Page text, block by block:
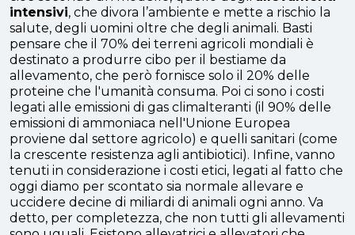
intensivi, che divora l’ambiente e mette a rischio la
salute, degli uomini oltre che degli animali. Basti
pensare che il 70% dei terreni agricoli mondiali è
destinato a produrre cibo per il bestiame da
allevamento, che però fornisce solo il 20% delle
proteine che l'umanità consuma. Poi ci sono i costi
legati alle emissioni di gas climalteranti (il 90% delle
emissioni di ammoniaca nell'Unione Europea
proviene dal settore agricolo) e quelli sanitari (come
la crescente resistenza agli antibiotici). Infine, vanno
tenuti in considerazione i costi etici, legati al fatto che
oggi diamo per scontato sia normale allevare e
uccidere decine di miliardi di animali ogni anno. Va
detto, per completezza, che non tutti gli allevamenti